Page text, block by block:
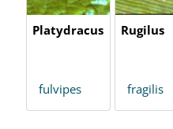
Platydracus
fulvipes
Rugilus
fragilis